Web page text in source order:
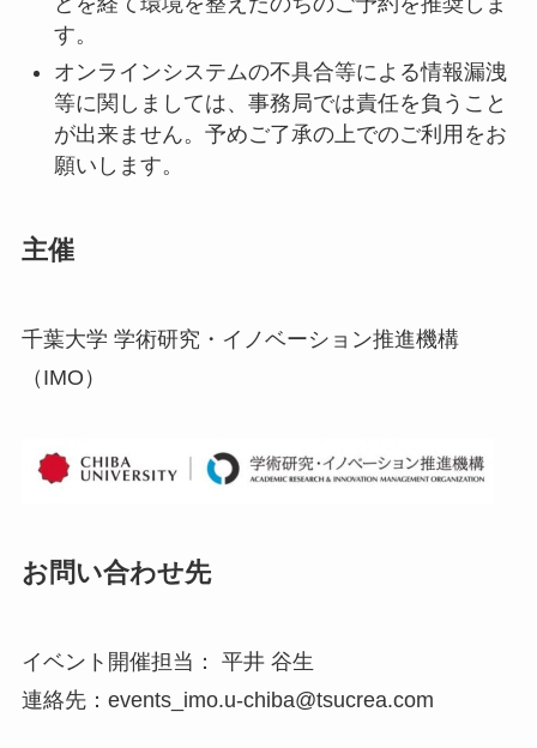
す。
オンラインシステムの不具合等による情報漏洩
等に関しましては、事務局では責任を負うこと
が出来ません。予めご了承の上でのご利用をお
願いします。
主催
千葉大学 学術研究・イノベーション推進機構
（IMO）
お問い合わせ先
イベント開催担当： 平井 谷生
連絡先：events_imo.u-chiba@tsucrea.com